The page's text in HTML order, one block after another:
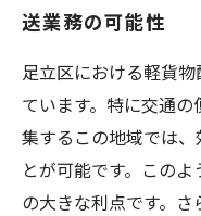
送業務の可能性
足立区における軽貨
ています。特に交通
集するこの地域では
とが可能です。この
の大きな利点です。